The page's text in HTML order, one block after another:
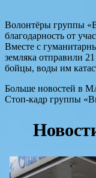
Волонтёры группы
благодарность от
Вместе с
земляка отправили
бойцы, воды им
Больше новостей в
Стоп-кадр группы